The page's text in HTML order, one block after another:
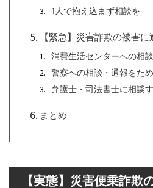
1人で抱え込まず相談を
【緊急】災害詐欺の被害
消費生活センターへの相
警察への相談・通報をた
弁護士・司法書士に相談
まとめ
【実態】災害便乗詐欺